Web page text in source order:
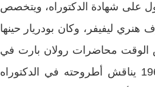
على شهادة الدكتوراه، ويتخصص
ليفيفر، وكان بودريار حينها
الوقت محاضرات رولان بارت في
المدرسة التطبيقية للدراسات العليا، وفي عام 1968 يناقش أطروحته في الدكتوراه